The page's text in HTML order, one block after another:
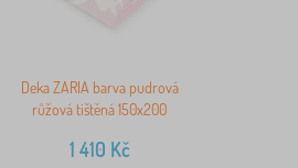
Deka ZARIA barva pudrová
růžová tištěná 150x200
1 410 Kč